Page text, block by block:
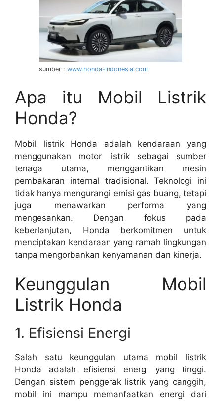
sumber : www.honda-indonesia.com
Apa itu Mobil Listrik
Honda?
Mobil listrik Honda adalah kendaraan yang
menggunakan motor listrik sebagai sumber
tenaga utama, menggantikan mesin
pembakaran internal tradisional. Teknologi ini
tidak hanya mengurangi emisi gas buang, tetapi
juga menawarkan performa yang
mengesankan. Dengan fokus pada
keberlanjutan, Honda berkomitmen untuk
menciptakan kendaraan yang ramah lingkungan
tanpa mengorbankan kenyamanan dan kinerja.
Keunggulan Mobil
Listrik Honda
1. Efisiensi Energi
Salah satu keunggulan utama mobil listrik
Honda adalah efisiensi energi yang tinggi.
Dengan sistem penggerak listrik yang canggih,
mobil ini mampu memanfaatkan energi dari